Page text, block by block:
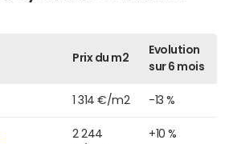
Prix du m2
Evolution
sur 6 mois
1 314 €/m2 -13 %
2 244
+10 %